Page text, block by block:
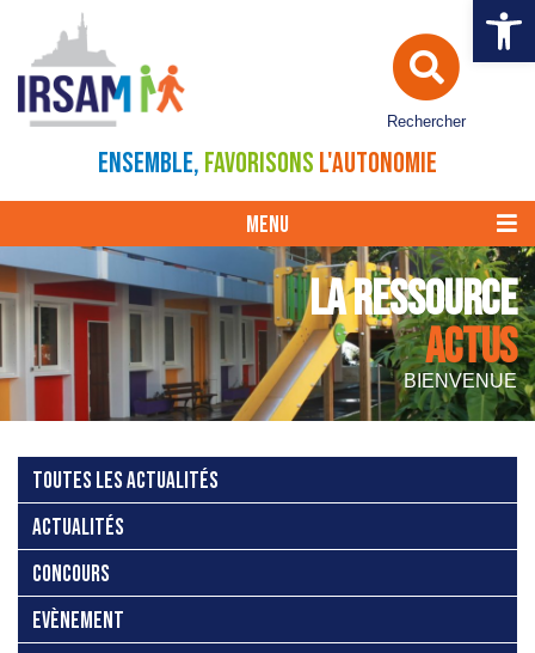
Ouvrir
Rechercher
ENSEMBLE, FAVORISONS L'AUTONOMIE
MENU
LA RESSOURCE
ACTUS
BIENVENUE
TOUTES LES ACTUALITÉS
ACTUALITÉS
CONCOURS
EVÈNEMENT